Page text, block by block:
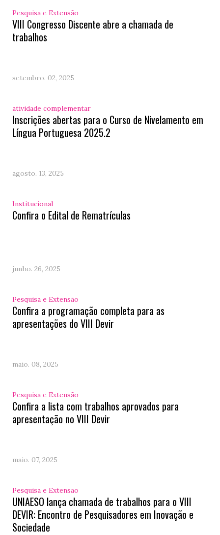
Pesquisa e Extensão
VIII Congresso Discente abre a chamada de
trabalhos
setembro. 02, 2025
atividade complementar
Inscrições abertas para o Curso de Nivelamento em
Língua Portuguesa 2025.2
agosto. 13, 2025
Institucional
Confira o Edital de Rematrículas
junho. 26, 2025
Pesquisa e Extensão
Confira a programação completa para as
apresentações do VIII Devir
maio. 08, 2025
Pesquisa e Extensão
Confira a lista com trabalhos aprovados para
apresentação no VIII Devir
maio. 07, 2025
Pesquisa e Extensão
UNIAESO lança chamada de trabalhos para o VIII
DEVIR: Encontro de Pesquisadores em Inovação e
Sociedade